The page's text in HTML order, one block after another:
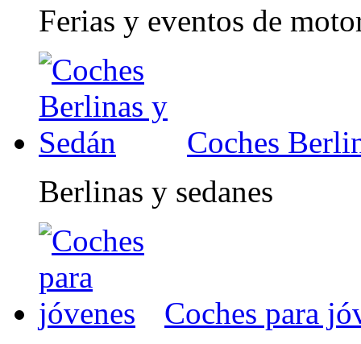
Ferias y eventos de
Coches
Berlinas y sedanes
Coches para